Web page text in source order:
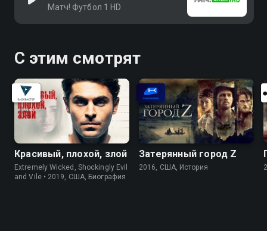
Матч! Футбол 1 HD
С этим смотрят
Красивый, плохой, злой
Extremely Wicked, Shockingly Evil
and Vile • 2019, США, Биография
Затерянный город Z
2016, США, История